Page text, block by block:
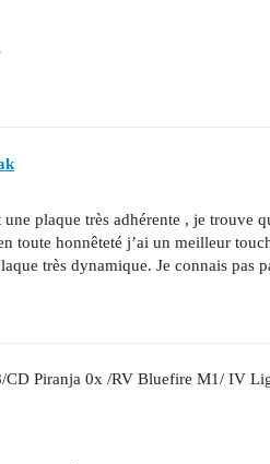
une plaque très adhérente , je trouve
toute honnêteté j’ai un meilleur
très dynamique. Je connais pas
CD Piranja 0x /RV Bluefire M1/ IV